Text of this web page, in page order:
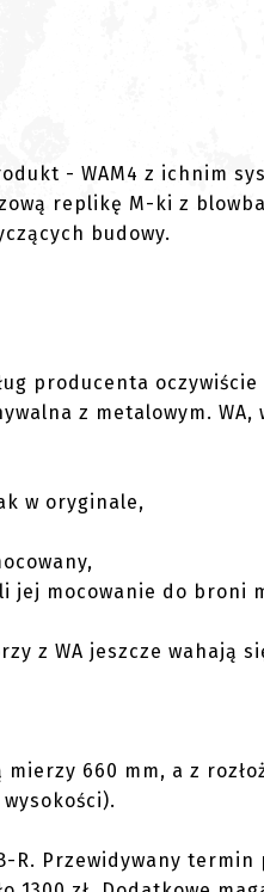
- WAM4 z ichnim
replikę M-ki z
budowy.
producenta
z metalowym. WA,
w oryginale,
jej mocowanie do broni
z WA jeszcze wahają
660 mm, a z
R. Przewidywany